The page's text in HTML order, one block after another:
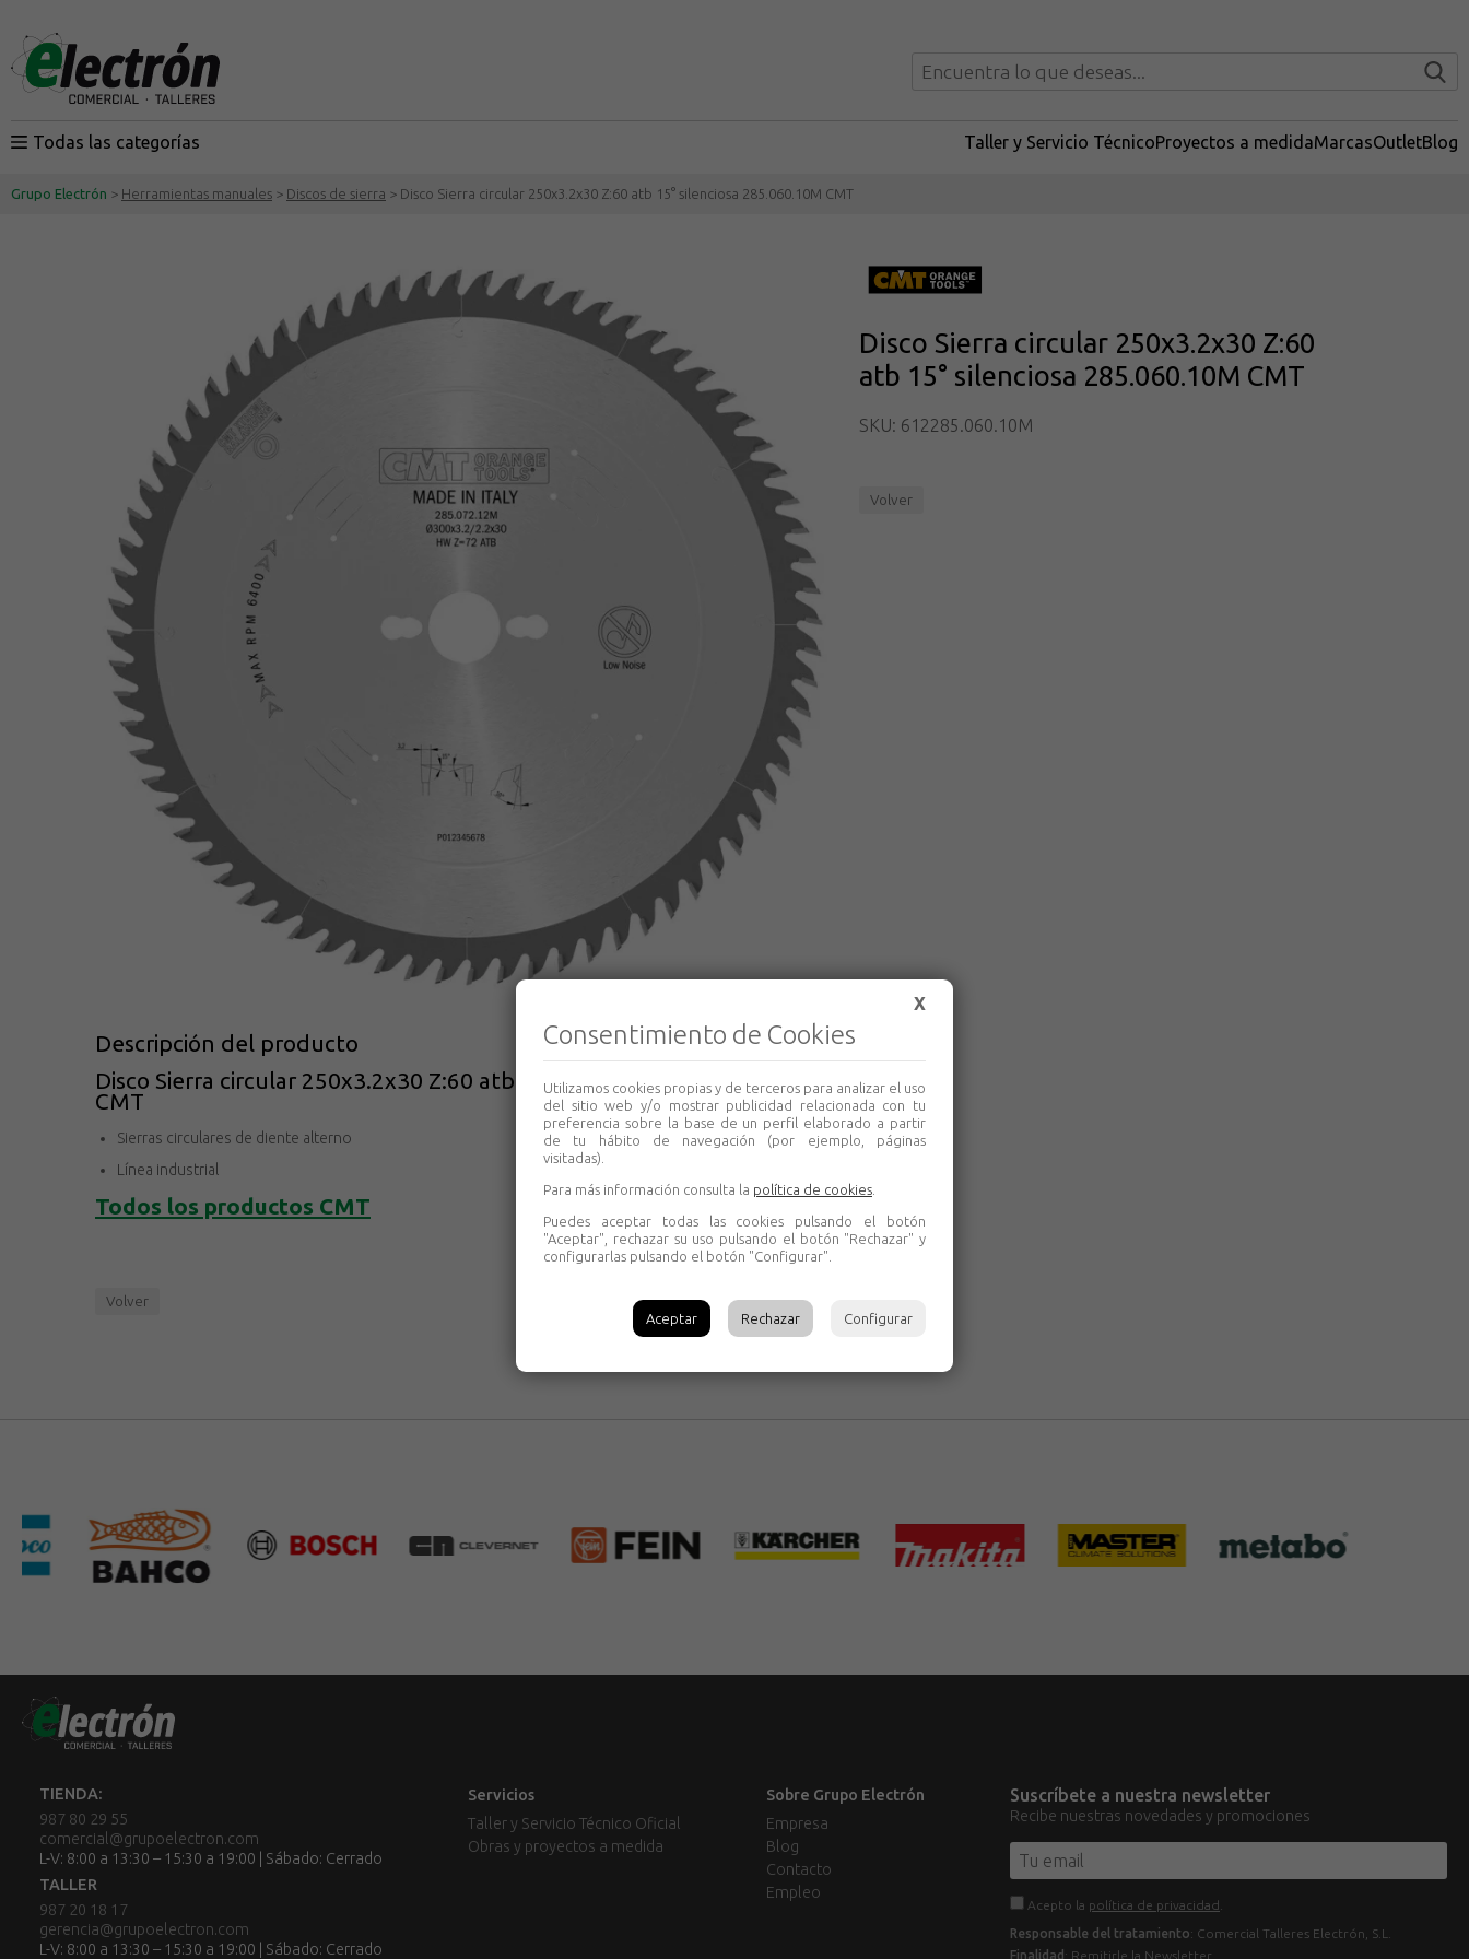
Todas las categorías Taller y Servicio TécnicoProyectos a medidaMarcasOutletBlog
Grupo Electrón > Herramientas manuales > Discos de sierra > Disco Sierra circular 250x3.2x30 Z:60 atb 15° silenciosa 285.060.10M CMT
Disco Sierra circular 250x3.2x30 Z:60
atb 15° silenciosa 285.060.10M CMT
SKU: 612285.060.10M
Volver
Descripción del producto
Disco Sierra circular 250x3.2x30 Z:60 atb 15° silenciosa 285.060.10M
CMT
Sierras circulares de diente alterno
Línea industrial
Todos los productos CMT
Volver
TIENDA:
987 80 29 55
comercial@grupoelectron.com
L-V: 8:00 a 13:30 – 15:30 a 19:00 | Sábado: Cerrado
TALLER
987 20 18 17
gerencia@grupoelectron.com
L-V: 8:00 a 13:30 – 15:30 a 19:00 | Sábado: Cerrado
Servicios
Taller y Servicio Técnico Oficial
Obras y proyectos a medida
Sobre Grupo Electrón
Empresa
Blog
Contacto
Empleo
Suscríbete a nuestra newsletter
Recibe nuestras novedades y promociones
Acepto la política de privacidad
Responsable del tratamiento: Comercial Talleres Electrón, S.L.
Finalidad : Remitirle la Newsletter.
X
Consentimiento de Cookies
Utilizamos cookies propias y de terceros para analizar el uso
del sitio web y/o mostrar publicidad relacionada con tu
preferencia sobre la base de un perfil elaborado a partir
de tu hábito de navegación (por ejemplo, páginas
visitadas).
Para más información consulta la política de cookies
Puedes aceptar todas las cookies pulsando el botón
"Aceptar", rechazar su uso pulsando el botón "Rechazar" y
configurarlas pulsando el botón "Configurar".
Aceptar Rechazar Configurar